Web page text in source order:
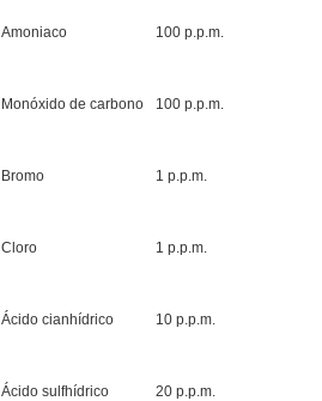
Amoniaco 100 p.p.m.
Monóxido de carbono 100 p.p.m.
Bromo 1 p.p.m.
Cloro 1 p.p.m.
Ácido cianhídrico 10 p.p.m.
Ácido sulfhídrico 20 p.p.m.